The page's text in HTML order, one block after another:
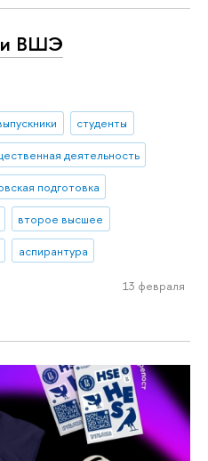
ВШЭ
студенты
деятельность
подготовка
второе высшее
аспирантура
13 февраля